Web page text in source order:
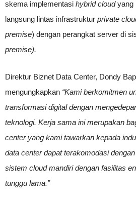
skema implementasi hybrid cloudyang
langsung lintas infrastruktur private
premise) dengan perangkat server di
premise).
Direktur Biznet Data Center, Dondy
mengungkapkan “Kami berkomitmen
transformasi digital dengan
teknologi. Kerja sama ini merupakan
center yang kami tawarkan kepada
data center dapat terakomodasi
sistem cloud mandiri dengan fasilitas
tunggu lama.”